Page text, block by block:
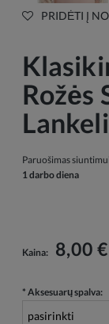
PRIDĖTI Į
Rožės
Paruošimas
1 darbo diena
Į kainą
Kaina: 8,00 €
* Aksesuarų spalva: